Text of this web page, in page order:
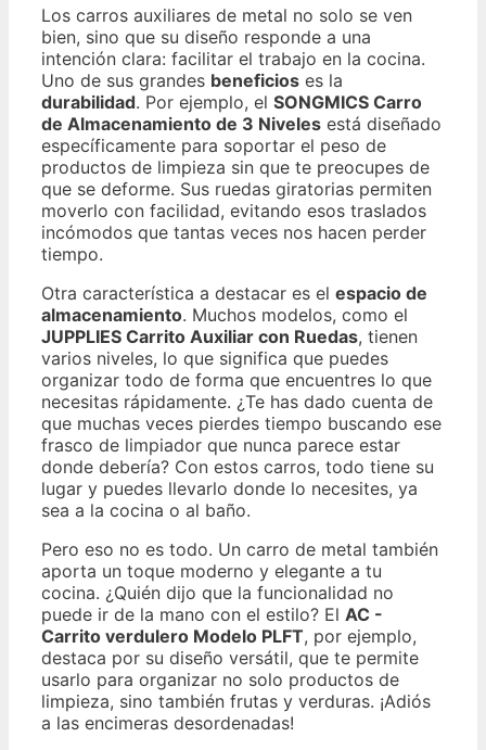
Los carros auxiliares de metal no solo se ven
bien, sino que su diseño responde a una
intención clara: facilitar el trabajo en la cocina.
Uno de sus grandes beneficios es la
durabilidad. Por ejemplo, el SONGMICS Carro
de Almacenamiento de 3 Niveles está diseñado
específicamente para soportar el peso de
productos de limpieza sin que te preocupes de
que se deforme. Sus ruedas giratorias permiten
moverlo con facilidad, evitando esos traslados
incómodos que tantas veces nos hacen perder
tiempo.
Otra característica a destacar es el espacio de
almacenamiento. Muchos modelos, como el
JUPPLIES Carrito Auxiliar con Ruedas, tienen
varios niveles, lo que significa que puedes
organizar todo de forma que encuentres lo que
necesitas rápidamente. ¿Te has dado cuenta de
que muchas veces pierdes tiempo buscando ese
frasco de limpiador que nunca parece estar
donde debería? Con estos carros, todo tiene su
lugar y puedes llevarlo donde lo necesites, ya
sea a la cocina o al baño.
Pero eso no es todo. Un carro de metal también
aporta un toque moderno y elegante a tu
cocina. ¿Quién dijo que la funcionalidad no
puede ir de la mano con el estilo? El AC -
Carrito verdulero Modelo PLFT, por ejemplo,
destaca por su diseño versátil, que te permite
usarlo para organizar no solo productos de
limpieza, sino también frutas y verduras. ¡Adiós
a las encimeras desordenadas!